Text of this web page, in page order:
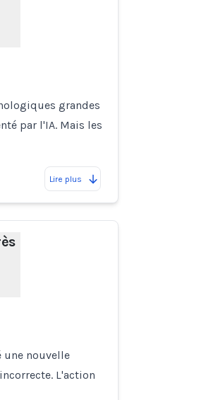
grandes
par l'IA. Mais les
Lire plus
une nouvelle
L'action